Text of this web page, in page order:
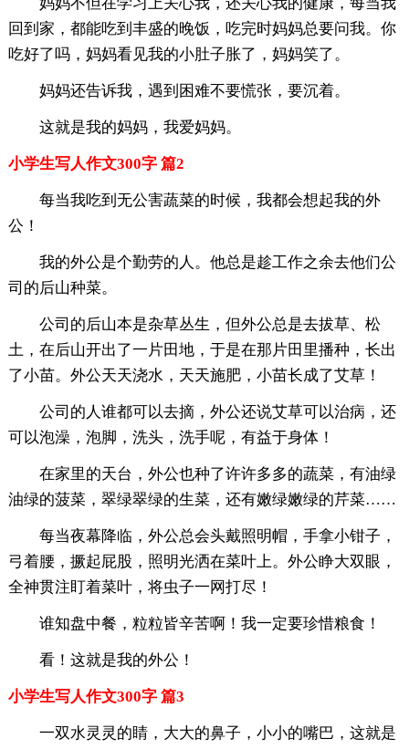
回到家，都能吃到丰盛的晚饭，吃完时妈妈总要问我。你
吃好了吗，妈妈看见我的小肚子胀了，妈妈笑了。
妈妈还告诉我，遇到困难不要慌张，要沉着。
这就是我的妈妈，我爱妈妈。
小学生写人作文300字 篇2
每当我吃到无公害蔬菜的时候，我都会想起我的外
公！
我的外公是个勤劳的人。他总是趁工作之余去他们公
司的后山种菜。
公司的后山本是杂草丛生，但外公总是去拔草、松
土，在后山开出了一片田地，于是在那片田里播种，长出
了小苗。外公天天浇水，天天施肥，小苗长成了艾草！
公司的人谁都可以去摘，外公还说艾草可以治病，还
可以泡澡，泡脚，洗头，洗手呢，有益于身体！
在家里的天台，外公也种了许许多多的蔬菜，有油绿
油绿的菠菜，翠绿翠绿的生菜，还有嫩绿嫩绿的芹菜……
每当夜幕降临，外公总会头戴照明帽，手拿小钳子，
弓着腰，撅起屁股，照明光洒在菜叶上。外公睁大双眼，
全神贯注盯着菜叶，将虫子一网打尽！
谁知盘中餐，粒粒皆辛苦啊！我一定要珍惜粮食！
看！这就是我的外公！
小学生写人作文300字 篇3
一双水灵灵的睛，大大的鼻子，小小的嘴巴，这就是